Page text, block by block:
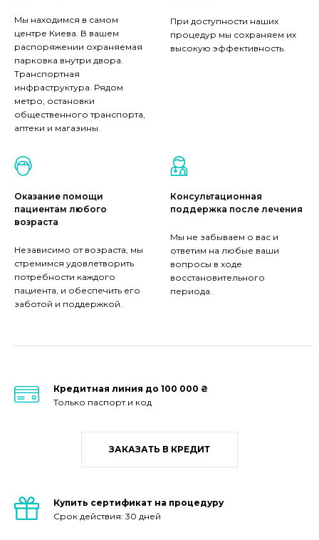
Мы находимся в самом
центре Киева. В вашем
распоряжении охраняемая
парковка внутри двора.
Транспортная
инфраструктура. Рядом
метро, остановки
общественного транспорта,
аптеки и магазины.
При доступности наших
процедур мы сохраняем их
высокую эффективность.
Оказание помощи
пациентам любого
возраста
Независимо от возраста, мы
стремимся удовлетворить
потребности каждого
пациента, и обеспечить его
заботой и поддержкой.
Консультационная
поддержка после лечения
Мы не забываем о вас и
ответим на любые ваши
вопросы в ходе
восстановительного
периода.
Кредитная линия до 100 000 ₴
Только паспорт и код
ЗАКАЗАТЬ В КРЕДИТ
Купить сертификат на процедуру
Срок действия: 30 дней